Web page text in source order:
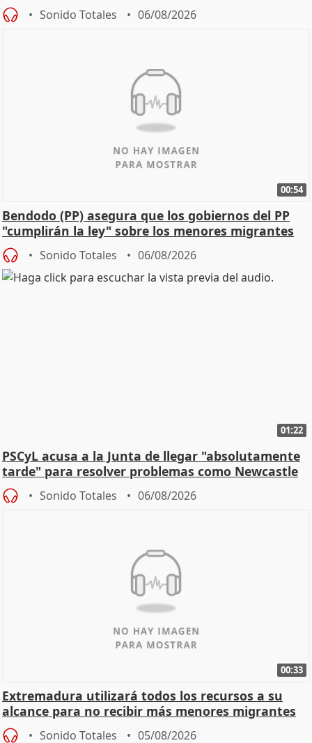
Sonido Totales 06/08/2026
00:54
Bendodo (PP) asegura que los gobiernos del PP
"cumplirán la ley" sobre los menores migrantes
Sonido Totales 06/08/2026
01:22
PSCyL acusa a la Junta de llegar "absolutamente
tarde" para resolver problemas como Newcastle
Sonido Totales 06/08/2026
00:33
Extremadura utilizará todos los recursos a su
alcance para no recibir más menores migrantes
Sonido Totales 05/08/2026